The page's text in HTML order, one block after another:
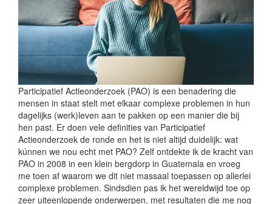
Participatief Actieonderzoek (PAO) is een benadering die
mensen in staat stelt met elkaar complexe problemen in hun
dagelijks (werk)leven aan te pakken op een manier die bij
hen past. Er doen vele definities van Participatief
Actieonderzoek de ronde en het is niet altijd duidelijk: wat
kúnnen we nou echt met PAO? Zelf ontdekte ik de kracht van
PAO in 2008 in een klein bergdorp in Guatemala en vroeg
me toen af waarom we dit niet massaal toepassen op allerlei
complexe problemen. Sindsdien pas ik het wereldwijd toe op
zeer uiteenlopende onderwerpen, met resultaten die me nog